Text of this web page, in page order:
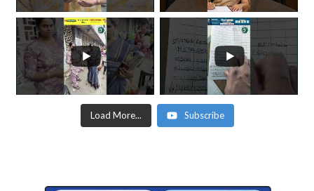
Load More... Subscribe